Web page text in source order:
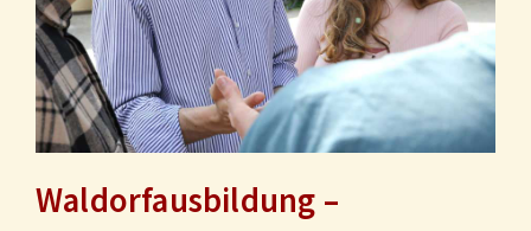
Waldorfausbildung –